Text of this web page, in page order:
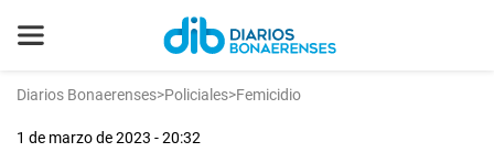
Diarios Bonaerenses>Policiales>Femicidio
1 de marzo de 2023 - 20:32